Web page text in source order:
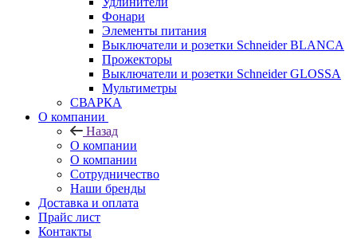
Фонари
Элементы питания
Выключатели и розетки Schneider BLANCA
Прожекторы
Выключатели и розетки Schneider GLOSSA
Мультиметры
СВАРКА
О компании
Назад
О компании
О компании
Сотрудничество
Наши бренды
Доставка и оплата
Прайс лист
Контакты